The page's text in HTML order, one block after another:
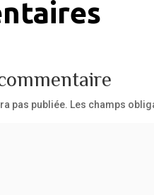
pas publiée. Les champs